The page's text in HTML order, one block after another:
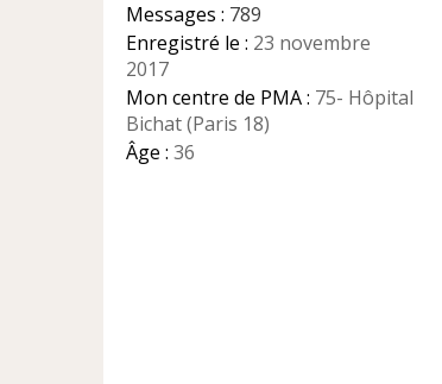
Messages : 789
Enregistré le : 23 novembre
2017
Mon centre de PMA : 75- Hôpital
Bichat (Paris 18)
Âge : 36